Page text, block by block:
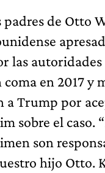
padres de Otto
las autoridades
en 2017 y
a Trump por
sobre el caso.
son
hijo Otto.